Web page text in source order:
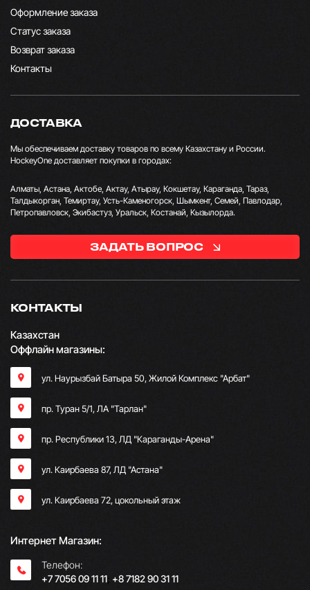
Оформление заказа
Статус заказа
Возврат заказа
Контакты
КОНТАКТЫ
Казахстан
Оффлайн магазины:
ул. Наурызбай Батыра 50, Жилой Комплекс "Арбат"
пр. Туран 5/1, ЛА "Тарлан"
пр. Республики 13, ​ЛД "Караганды-Арена"
ул. Каирбаева 87, ЛД "Астана"
ул. Каирбаева 72, цокольный этаж
Интернет Магазин:
Телефон:
+7 7056 09 11 11; +8 7182 90 31 11
ДОСТАВКА
Мы обеспечиваем доставку товаров по всему Казахстану и России.
HockeyOne доставляет покупки в городах:
Алматы, Астана, Актобе, Актау, Атырау, Кокшетау, Караганда, Тараз,
Талдыкорган, Темиртау, Усть-Каменогорск, Шымкент, Семей, Павлодар,
Петропавловск, Экибастуз, Уральск, Костанай, Кызылорда.
ЗАДАТЬ ВОПРОС